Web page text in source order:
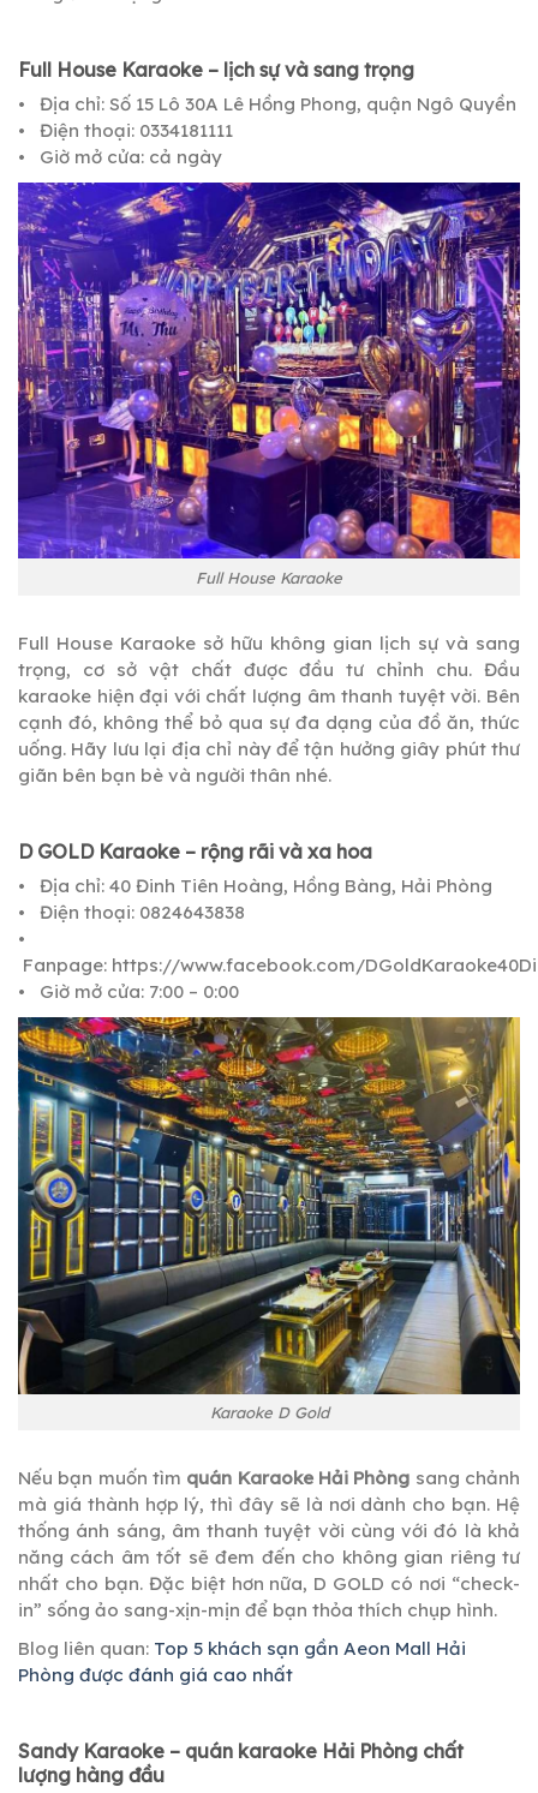
Full House Karaoke – lịch sự và sang trọng
• Địa chỉ: Số 15 Lô 30A Lê Hồng Phong, quận Ngô Quyền
• Điện thoại: 0334181111
• Giờ mở cửa: cả ngày
Full House Karaoke
Full House Karaoke sở hữu không gian lịch sự và sang
trọng, cơ sở vật chất được đầu tư chỉnh chu. Đầu
karaoke hiện đại với chất lượng âm thanh tuyệt vời. Bên
cạnh đó, không thể bỏ qua sự đa dạng của đồ ăn, thức
uống. Hãy lưu lại địa chỉ này để tận hưởng giây phút thư
giãn bên bạn bè và người thân nhé.
D GOLD Karaoke – rộng rãi và xa hoa
• Địa chỉ: 40 Đinh Tiên Hoàng, Hồng Bàng, Hải Phòng
• Điện thoại: 0824643838
•
Fanpage: https://www.facebook.com/
• Giờ mở cửa: 7:00 – 0:00
Karaoke D Gold
Nếu bạn muốn tìm quán Karaoke Hải Phòng sang chảnh
mà giá thành hợp lý, thì đây sẽ là nơi dành cho bạn. Hệ
thống ánh sáng, âm thanh tuyệt vời cùng với đó là khả
năng cách âm tốt sẽ đem đến cho không gian riêng tư
nhất cho bạn. Đặc biệt hơn nữa, D GOLD có nơi “check-
in” sống ảo sang-xịn-mịn để bạn thỏa thích chụp hình.
Blog liên quan: Top 5 khách sạn gần Aeon Mall Hải
Phòng được đánh giá cao nhất
Sandy Karaoke – quán karaoke Hải Phòng chất
lượng hàng đầu